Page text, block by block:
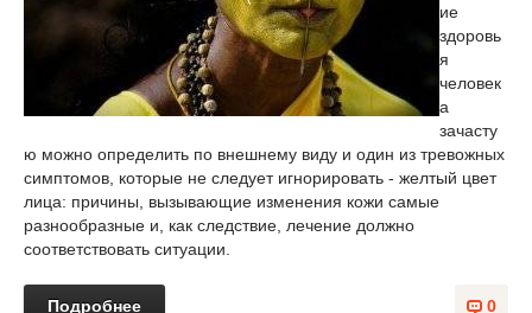
ие
здоровь
я
человек
а
зачасту
ю можно определить по внешнему виду и один из тревожных
симптомов, которые не следует игнорировать - желтый цвет
лица: причины, вызывающие изменения кожи самые
разнообразные и, как следствие, лечение должно
соответствовать ситуации.
0
Подробнее